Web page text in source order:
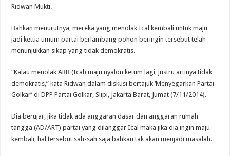
Ridwan Mukti.
Bahkan menurutnya, mereka yang menolak Ical kembali untuk maju
jadi ketua umum partai berlambang pohon beringin tersebut telah
menunjukkan sikap yang tidak demokratis.
“Kalau menolak ARB (Ical) maju nyalon ketum lagi, justru artinya tidak
demokratis,” kata Ridwan dalam diskusi bertajuk ‘Menyegarkan Partai
Golkar’ di DPP Partai Golkar, Slipi, Jakarta Barat, Jumat (7/11/2014).
Dia berujar, jika tidak ada anggaran dasar dan anggaran rumah
tangga (AD/ART) partai yang dilanggar Ical maka jika dia ingin maju
kembali, hal tersebut sah-sah saja bahkan tak akan menjadi masalah.